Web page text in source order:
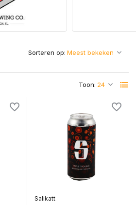
Toon:
Sorteren op:
Salikatt